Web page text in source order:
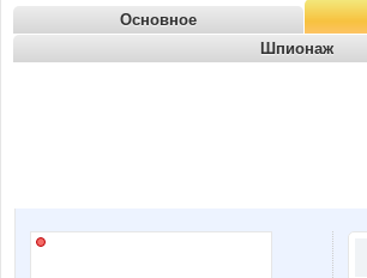
Основное
Шпионаж